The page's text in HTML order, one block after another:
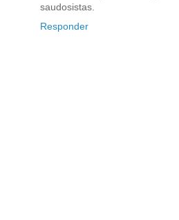
saudosistas.
Responder